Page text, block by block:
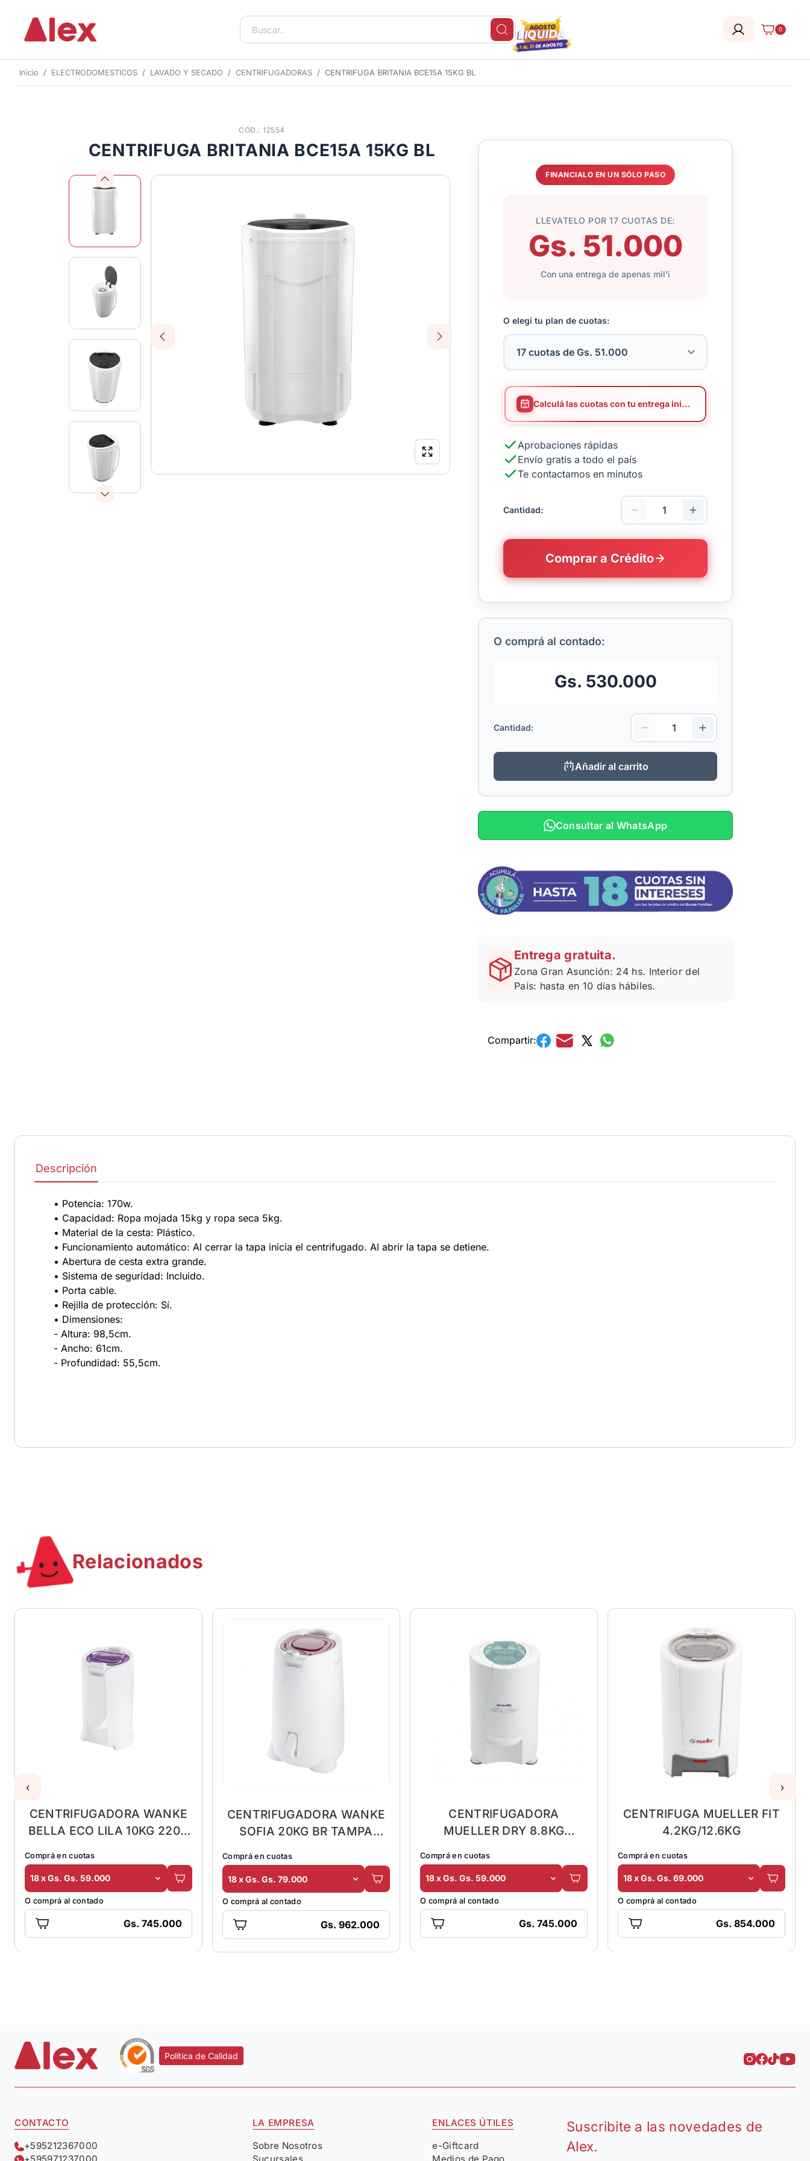
0
Inicio ELECTRODOMESTICOS LAVADO Y SECADO CENTRIFUGADORAS CENTRIFUGA BRITANIA BCE15A 15KG BL
CÓD.: 12554
CENTRIFUGA BRITANIA BCE15A 15KG BL
Previous
Next
Previous Next
FINANCIALO EN UN SÓLO PASO
LLEVATELO POR 17 CUOTAS DE:
Gs. 51.000
Con una entrega de apenas mil'i
O elegí tu plan de cuotas:
Calculá las cuotas con tu entrega inicial
Aprobaciones rápidas
Envío gratis a todo el país
Te contactamos en minutos
Cantidad:
Comprar a Crédito
O comprá al contado:
Gs. 530.000
Cantidad:
Añadir al carrito
Consultar al WhatsApp
Entrega gratuita.
Zona Gran Asunción: 24 hs. Interior del
País: hasta en 10 días hábiles.
Compartir:
Descripción
• Potencia: 170w.
• Capacidad: Ropa mojada 15kg y ropa seca 5kg.
• Material de la cesta: Plástico.
• Funcionamiento automático: Al cerrar la tapa inicia el centrifugado. Al abrir la tapa se detiene.
• Abertura de cesta extra grande.
• Sistema de seguridad: Incluido.
• Porta cable.
• Rejilla de protección: Sí.
• Dimensiones:
- Altura: 98,5cm.
- Ancho: 61cm.
- Profundidad: 55,5cm.
Relacionados
CENTRIFUGADORA WANKE
BELLA ECO LILA 10KG 220V
Comprá en cuotas
18 x Gs. Gs. 59.000
O comprá al contado
Gs. 745.000
CENTRIFUGADORA WANKE
SOFIA 20KG BR TAMPA
Comprá en cuotas
18 x Gs. Gs. 79.000
O comprá al contado
Gs. 962.000
CENTRIFUGADORA
MUELLER DRY 8.8KG
Comprá en cuotas
18 x Gs. Gs. 59.000
O comprá al contado
Gs. 745.000
CENTRIFUGA MUELLER FIT
4.2KG/12.6KG
Comprá en cuotas
18 x Gs. Gs. 69.000
O comprá al contado
Gs. 854.000
‹ ›
Política de Calidad
CONTACTO
+595212367000
LA EMPRESA
Sobre Nosotros
ENLACES ÚTILES
e-Giftcard
Suscribite a las novedades de
Alex.